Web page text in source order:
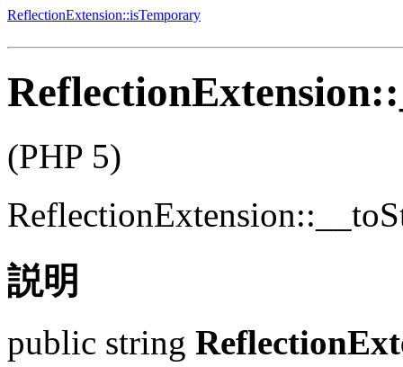
ReflectionExtension::isTemporary
(PHP 5)
説明
public string